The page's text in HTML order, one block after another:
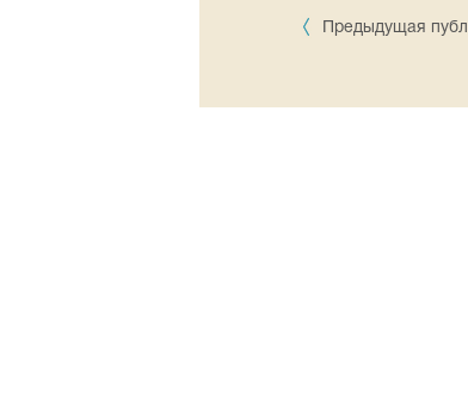
Предыдущая